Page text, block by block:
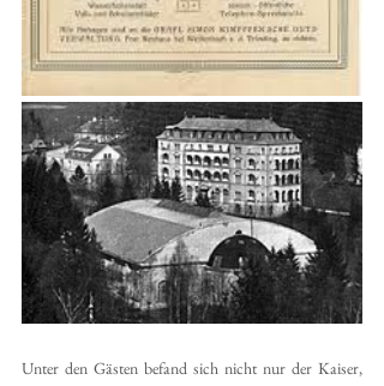
Unter den Gästen befand sich nicht nur der Kaiser,